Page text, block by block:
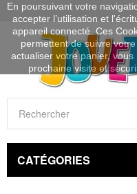
CATÉGORIES
En poursuivant votre
accepter l’utilisation et
appareil connecté. Ces
permettent de suivre
actualiser votre panier,
prochaine visite et